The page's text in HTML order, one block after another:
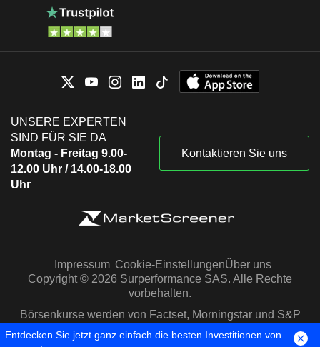
UNSERE EXPERTEN
SIND FÜR SIE DA
Montag - Freitag 9.00-
12.00 Uhr / 14.00-18.00
Uhr
Kontaktieren Sie uns
Impressum Cookie-EinstellungenÜber uns
Copyright © 2026 Surperformance SAS. Alle Rechte
vorbehalten.
Börsenkurse werden von Factset, Morningstar und S&P
Capital IQ zur Verfügung gestellt
Entdecken Sie jetzt ganz einfach die besten Investitionen von